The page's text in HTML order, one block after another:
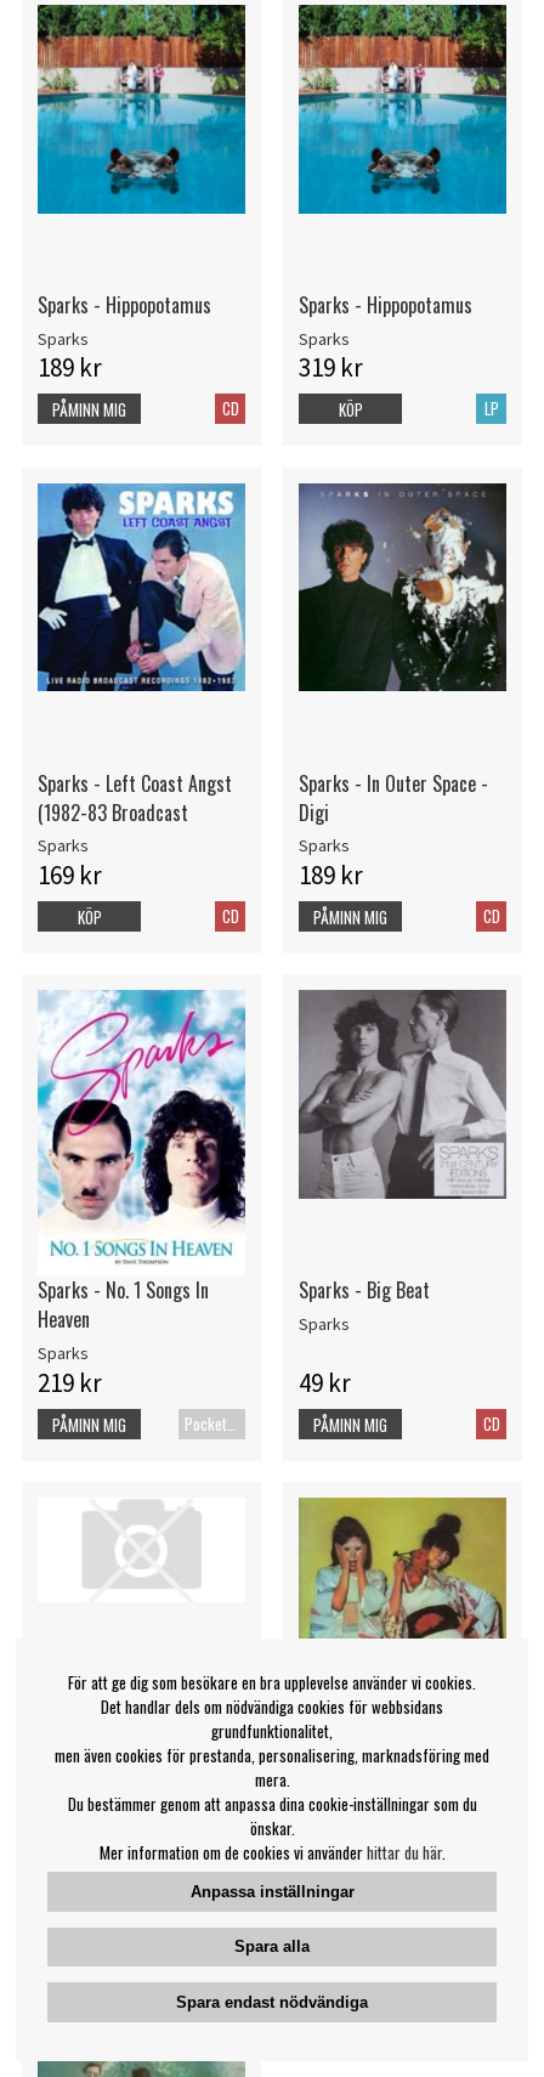
Sparks - Hippopotamus
Sparks
189 kr
CD
PÅMINN MIG
Sparks - Hippopotamus
Sparks
319 kr
LP
KÖP
Sparks - Left Coast Angst
(1982-83 Broadcast
Sparks
169 kr
CD
KÖP
Sparks - In Outer Space -
Digi
Sparks
189 kr
CD
PÅMINN MIG
Sparks - No. 1 Songs In
Heaven
Sparks
219 kr
PÅMINN MIG
Sparks - Big Beat
Sparks
49 kr
CD
PÅMINN MIG
Sparks - Dick Around
219 kr
CD
Sparks - Kimono My House
119 kr
KÖP
För att ge dig som besökare en bra upplevelse använder vi cookies.
Det handlar dels om nödvändiga cookies för webbsidans
grundfunktionalitet,
men även cookies för prestanda, personalisering, marknadsföring med
mera.
Du bestämmer genom att anpassa dina cookie-inställningar som du
önskar.
Mer information om de cookies vi använderhittar du här.
Anpassa inställningar
Spara alla
Spara endast nödvändiga